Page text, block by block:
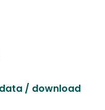
/ download